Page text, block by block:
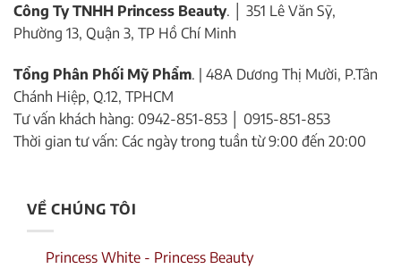
Công Ty TNHH Princess Beauty. │ 351 Lê Văn Sỹ,
Phường 13, Quận 3, TP Hồ Chí Minh
Tổng Phân Phối Mỹ Phẩm. | 48A Dương Thị Mười, P.Tân
Chánh Hiệp, Q.12, TPHCM
Tư vấn khách hàng: 0942-851-853 │ 0915-851-853
Thời gian tư vấn: Các ngày trong tuần từ 9:00 đến 20:00
VỀ CHÚNG TÔI
Princess White - Princess Beauty